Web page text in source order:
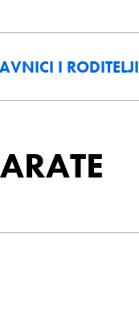
I RODITELJI